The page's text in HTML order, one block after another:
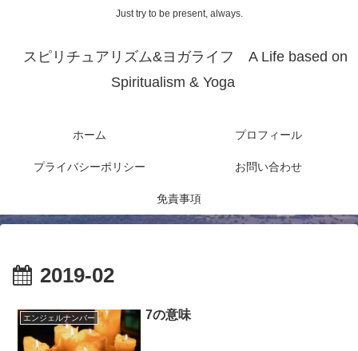
Just try to be present, always.
スピリチュアリズム&ヨガライフ A Life based on
Spiritualism & Yoga
ホーム プロフィール
プライバシーポリシー お問い合わせ
免責事項
2019-02
エンジェルナンバー 7の意味